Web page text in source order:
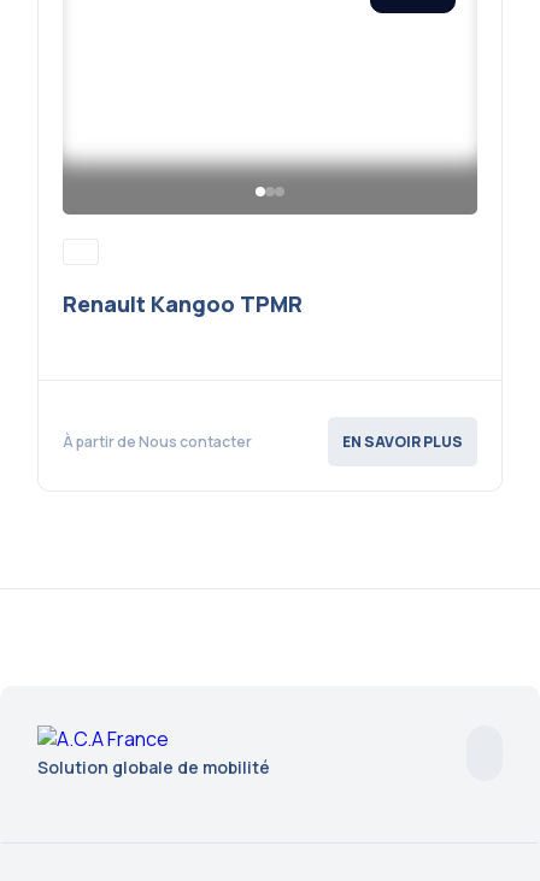
Renault Kangoo TPMR
À partir de Nous contacter EN SAVOIR PLUS
Solution globale de mobilité